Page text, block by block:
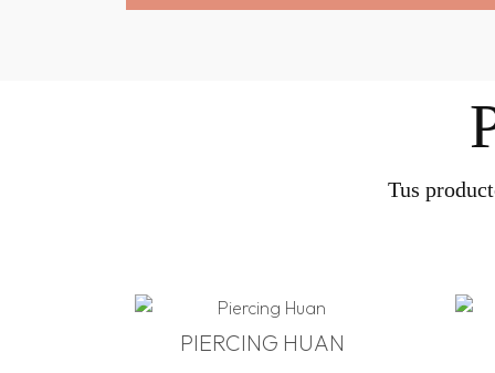
Tus
PIERCING HUAN